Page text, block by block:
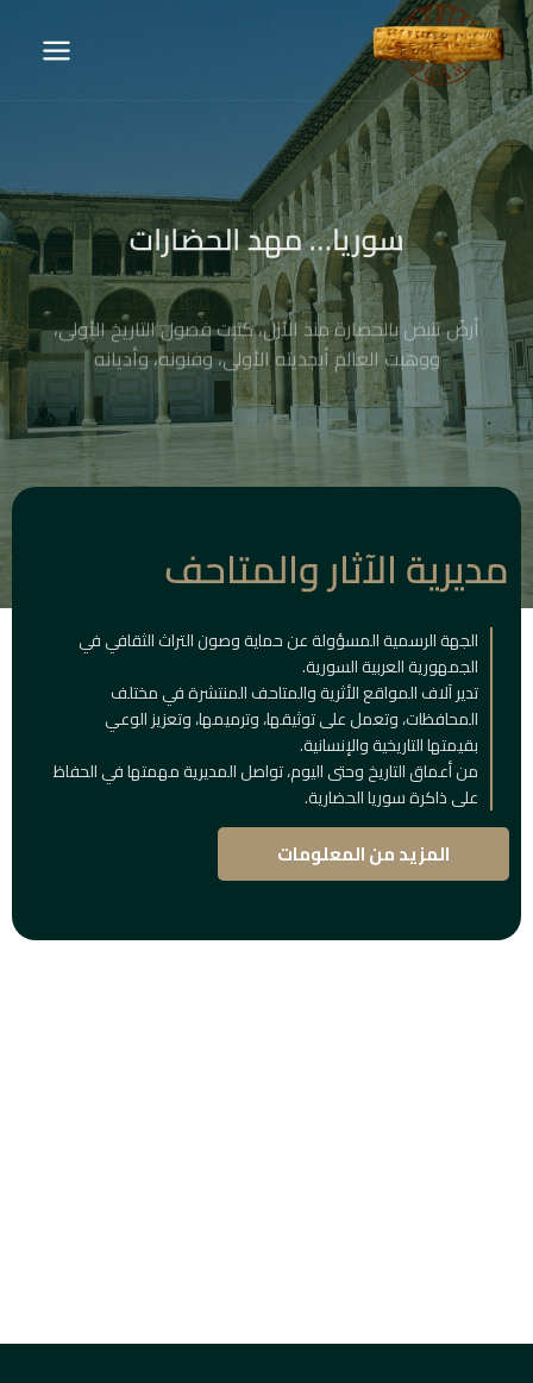
سوريا… مهد الحضارات
أرضٌ تنبض بالحضارة منذ الأزل، كتبت فصول التاريخ الأولى،
ووهبت العالم أبجديته الأولى، وفنونه، وأديانه
مديرية الآثار والمتاحف
الجهة الرسمية المسؤولة عن حماية وصون التراث الثقافي في
الجمهورية العربية السورية.
تدير آلاف المواقع الأثرية والمتاحف المنتشرة في مختلف
المحافظات، وتعمل على توثيقها، وترميمها، وتعزيز الوعي
بقيمتها التاريخية والإنسانية.
من أعماق التاريخ وحتى اليوم، تواصل المديرية مهمتها في الحفاظ
على ذاكرة سوريا الحضارية.
المزيد من المعلومات